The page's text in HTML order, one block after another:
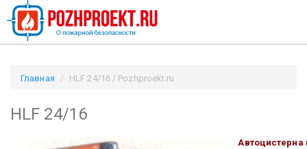
Главная HLF 24/16 / Pozhproekt.ru
HLF 24/16